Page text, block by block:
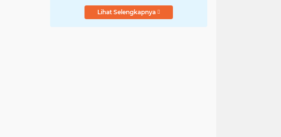
Lihat Selengkapnya